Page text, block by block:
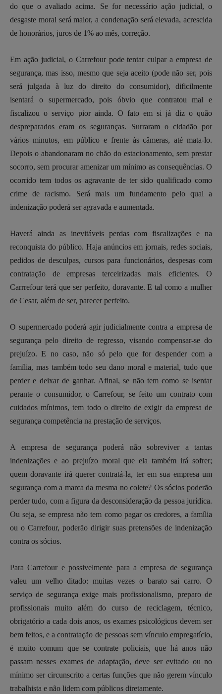
do que o avaliado acima. Se for necessário ação judicial, o
desgaste moral será maior, a condenação será elevada, acrescida
de honorários, juros de 1% ao mês, correção.
Em ação judicial, o Carrefour pode tentar culpar a empresa de
segurança, mas isso, mesmo que seja aceito (pode não ser, pois
será julgada à luz do direito do consumidor), dificilmente
isentará o supermercado, pois óbvio que contratou mal e
fiscalizou o serviço pior ainda. O fato em si já diz o quão
despreparados eram os seguranças. Surraram o cidadão por
vários minutos, em público e frente às câmeras, até mata-lo.
Depois o abandonaram no chão do estacionamento, sem prestar
socorro, sem procurar amenizar um mínimo as consequências. O
ocorrido tem todos os agravante de ter sido qualificado como
crime de racismo. Será mais um fundamento pelo qual a
indenização poderá ser agravada e aumentada.
Haverá ainda as inevitáveis perdas com fiscalizações e na
reconquista do público. Haja anúncios em jornais, redes sociais,
pedidos de desculpas, cursos para funcionários, despesas com
contratação de empresas terceirizadas mais eficientes. O
Carrrefour terá que ser perfeito, doravante. E tal como a mulher
de Cesar, além de ser, parecer perfeito.
O supermercado poderá agir judicialmente contra a empresa de
segurança pelo direito de regresso, visando compensar-se do
prejuízo. E no caso, não só pelo que for despender com a
família, mas também todo seu dano moral e material, tudo que
perder e deixar de ganhar. Afinal, se não tem como se isentar
perante o consumidor, o Carrefour, se feito um contrato com
cuidados mínimos, tem todo o direito de exigir da empresa de
segurança competência na prestação de serviços.
A empresa de segurança poderá não sobreviver a tantas
indenizações e ao prejuízo moral que ela também irá sofrer;
quem doravante irá querer contratá-la, ter em sua empresa um
segurança com a marca da mesma no colete? Os sócios poderão
perder tudo, com a figura da desconsideração da pessoa jurídica.
Ou seja, se empresa não tem como pagar os credores, a família
ou o Carrefour, poderão dirigir suas pretensões de indenização
contra os sócios.
Para Carrefour e possivelmente para a empresa de segurança
valeu um velho ditado: muitas vezes o barato sai carro. O
serviço de segurança exige mais profissionalismo, preparo de
profissionais muito além do curso de reciclagem, técnico,
obrigatório a cada dois anos, os exames psicológicos devem ser
bem feitos, e a contratação de pessoas sem vínculo empregatício,
é muito comum que se contrate policiais, que há anos não
passam nesses exames de adaptação, deve ser evitado ou no
mínimo ser circunscrito a certas funções que não gerem vínculo
trabalhista e não lidem com públicos diretamente.